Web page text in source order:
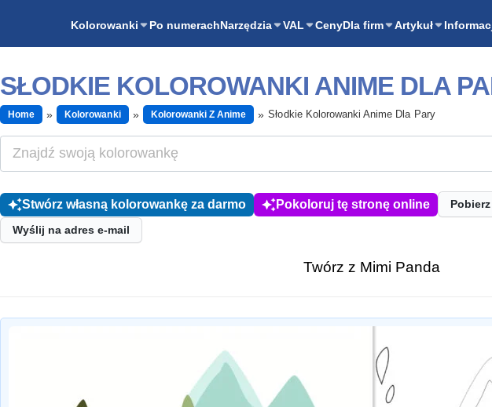
Kolorowanki Po numerachNarzędzia VAL CenyDla firm Artykuł
SŁODKIE KOLOROWANKI ANIME DLA
Home Kolorowanki Kolorowanki Z Anime Słodkie Kolorowanki Anime Dla Pary
Stwórz własną kolorowankę za darmo Pokoloruj tę stronę online
Wyślij na adres e-mail
Twórz z Mimi Panda